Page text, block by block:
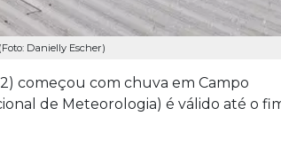
Danielly Escher)
começou com chuva em Campo
de Meteorologia) é válido até o